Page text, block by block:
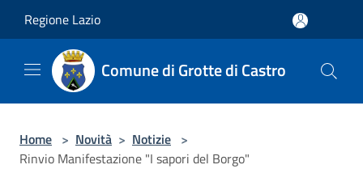
Regione Lazio
Comune di Grotte di Castro
Home > Novità > Notizie >
Rinvio Manifestazione "I sapori del Borgo"